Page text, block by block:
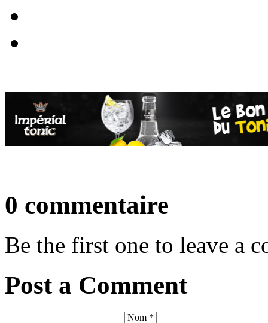
0 commentaire
Be the first one to leave a
Post a Comment
Nom *